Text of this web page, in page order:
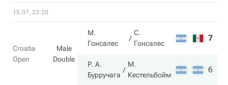
15.07, 23:20
Croatia
Open
Male
Double
М.
Гонсалес
С.
Гонсалес
7
Р. А.
Бурручага
М.
Кестельбойм
6